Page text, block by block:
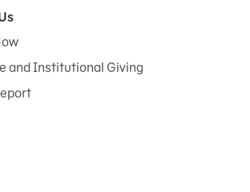
and Institutional Giving